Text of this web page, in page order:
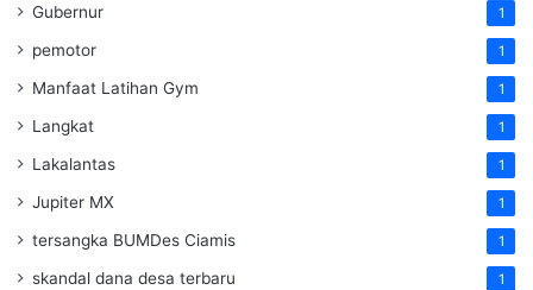
Gubernur 1
pemotor 1
Manfaat Latihan Gym 1
Langkat 1
Lakalantas 1
Jupiter MX 1
tersangka BUMDes Ciamis 1
skandal dana desa terbaru 1